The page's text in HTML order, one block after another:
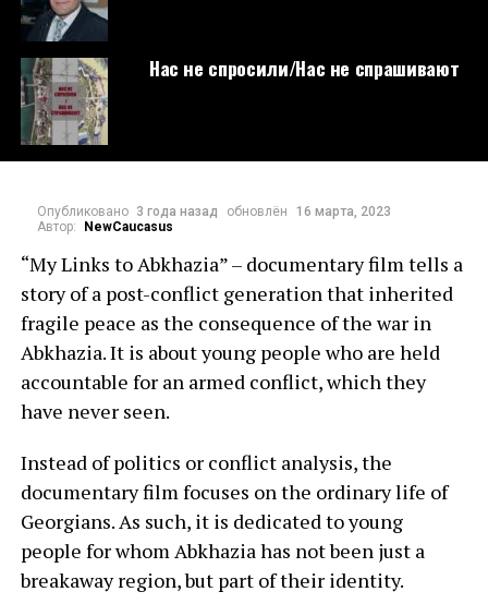
Нас не спросили/Нас не спрашивают
Опубликовано 3 года назад обновлён
16 марта, 2023
Автор:
NewCaucasus
“My Links to Abkhazia” – documentary film tells a
story of a post-conflict generation that inherited
fragile peace as the consequence of the war in
Abkhazia. It is about young people who are held
accountable for an armed conflict, which they
have never seen.
Instead of politics or conflict analysis, the
documentary film focuses on the ordinary life of
Georgians. As such, it is dedicated to young
people for whom Abkhazia has not been just a
breakaway region, but part of their identity.